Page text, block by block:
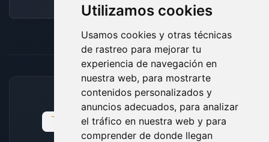
Utilizamos cookies
Usamos cookies y otras técnicas
de rastreo para mejorar tu
experiencia de navegación en
nuestra web, para mostrarte
contenidos personalizados y
anuncios adecuados, para analizar
el tráfico en nuestra web y para
comprender de donde llegan
Foro
MÉTODOS DE PAGO ACEPTADOS